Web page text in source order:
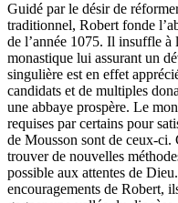
Guidé par le désir de
traditionnel, Robert fonde
de l’année 1075. Il insuffle
monastique lui assurant un
singulière est en effet
candidats et de multiples
une abbaye prospère. Le
requises par certains pour
de Mousson sont de ceux-ci.
trouver de nouvelles
possible aux attentes de
encouragements de Robert,